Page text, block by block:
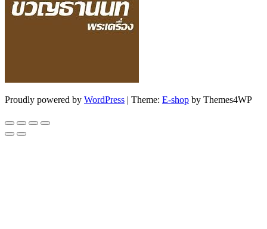
Proudly powered by WordPress | Theme: E-shop by Themes4WP